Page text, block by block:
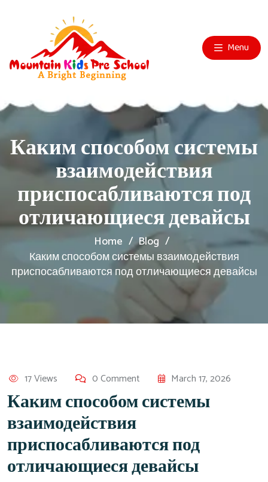
Menu
Каким способом системы
взаимодействия
приспосабливаются под
отличающиеся девайсы
Home
Blog
Каким способом системы взаимодействия
приспосабливаются под отличающиеся девайсы
17 Views 0 Comment March 17, 2026
Каким способом системы
взаимодействия
приспосабливаются под
отличающиеся девайсы